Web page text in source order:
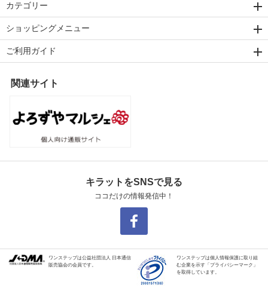
カテゴリー
ショッピングメニュー
ご利用ガイド
関連サイト
キラットをSNSで見る
ココだけの情報発信中！
ワンステップは公益社団法人 日本通信
販売協会の会員です。
ワンステップは個人情報保護に取り組
む企業を示す「プライバシーマーク」
を取得しています。